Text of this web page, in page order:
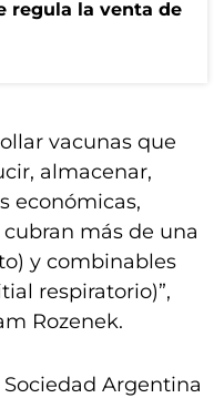
regula la venta de
vacunas que
almacenar,
económicas,
más de una
y combinables
respiratorio)”,
Rozenek.
Argentina